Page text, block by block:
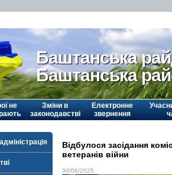
Баштанська
Баштанська
не
Зміни в
законодавстві
Електронне
звернення
Відбулося засідання
ветеранів війни
30/06/2025